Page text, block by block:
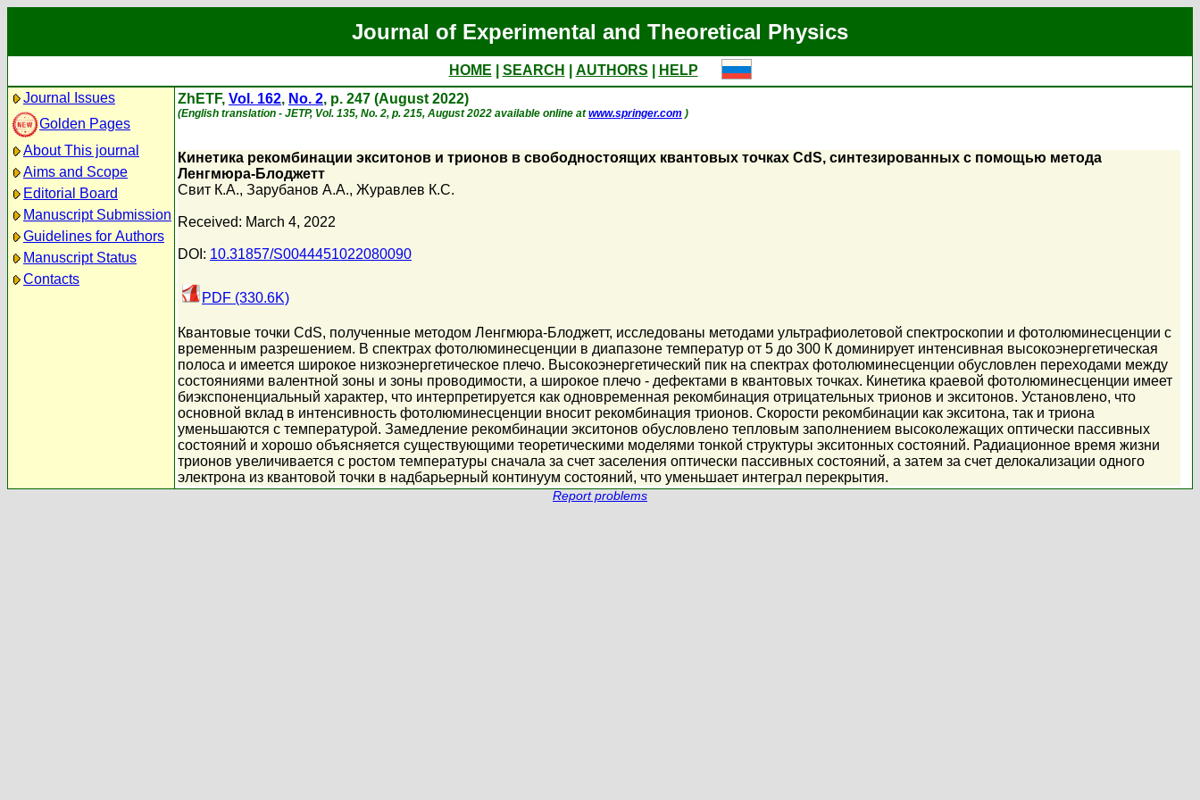
Journal of Experimental and Theoretical Physics
HOME SEARCH AUTHORS
HELP
Journal Issues
Golden Pages
About This journal
Aims and Scope
Editorial Board
Manuscript Submission
Guidelines for Authors
Manuscript Status
Contacts
ZhETF, Vol. 162, No. 2, p. 247 (August 2022)
(English translation - JETP, Vol. 135, No. 2, p. 215, August 2022 available online atwww.springer.com )
Кинетика рекомбинации экситонов и трионов в свободностоящих квантовых точках CdS, синтезированных с помощью метода
Ленгмюра-Блоджетт
Свит К.А., Зарубанов А.А., Журавлев К.С.
Received: March 4, 2022
DOI: 10.31857/S0044451022080090
PDF (330.6K)
Квантовые точки CdS, полученные методом Ленгмюра-Блоджетт, исследованы методами ультрафиолетовой спектроскопии и фотолюминесценции с
временным разрешением. В спектрах фотолюминесценции в диапазоне температур от 5 до 300 К доминирует интенсивная высокоэнергетическая
полоса и имеется широкое низкоэнергетическое плечо. Высокоэнергетический пик на спектрах фотолюминесценции обусловлен переходами между
состояниями валентной зоны и зоны проводимости, а широкое плечо - дефектами в квантовых точках. Кинетика краевой фотолюминесценции имеет
биэкспоненциальный характер, что интерпретируется как одновременная рекомбинация отрицательных трионов и экситонов. Установлено, что
основной вклад в интенсивность фотолюминесценции вносит рекомбинация трионов. Скорости рекомбинации как экситона, так и триона
уменьшаются с температурой. Замедление рекомбинации экситонов обусловлено тепловым заполнением высоколежащих оптически пассивных
состояний и хорошо объясняется существующими теоретическими моделями тонкой структуры экситонных состояний. Радиационное время жизни
трионов увеличивается с ростом температуры сначала за счет заселения оптически пассивных состояний, а затем за счет делокализации одного
электрона из квантовой точки в надбарьерный континуум состояний, что уменьшает интеграл перекрытия.
Report problems